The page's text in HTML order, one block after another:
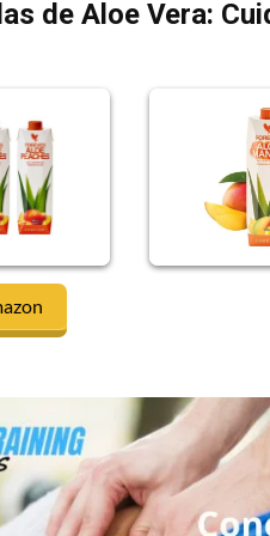
de Aloe Vera: